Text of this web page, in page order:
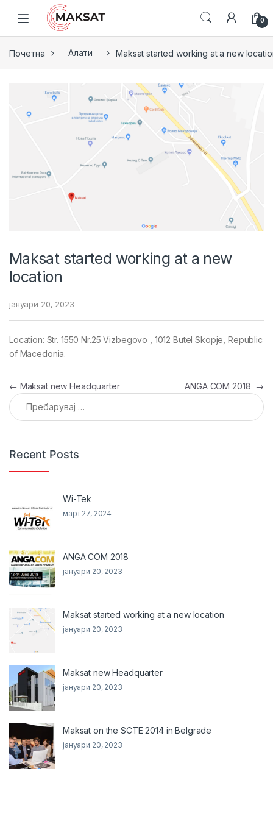
Кон навигација
Кон содржина
0
Почетна Алати Maksat started working at a new
Maksat started working at a new
location
јануари 20, 2023
Location: Str. 1550 Nr.25 Vizbegovo , 1012 Butel Skopje, Republic
of Macedonia.
Навигација на напис
← Maksat new Headquarter ANGA COM 2018 →
Пребарувај за:
Recent Posts
Wi-Tek
март 27, 2024
ANGA COM 2018
јануари 20, 2023
Maksat started working at a new location
јануари 20, 2023
Maksat new Headquarter
јануари 20, 2023
Maksat on the SCTE 2014 in Belgrade
јануари 20, 2023